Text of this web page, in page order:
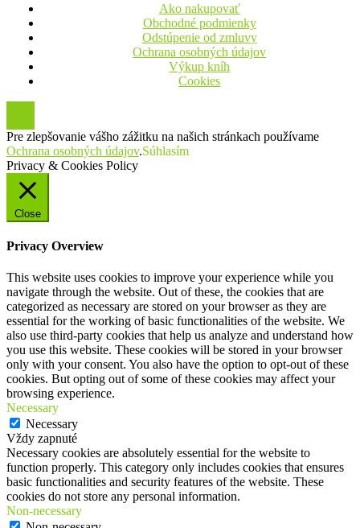
Ako nakupovať
Obchodné podmienky
Odstúpenie od zmluvy
Ochrana osobných údajov
Výkup kníh
Cookies
Pre zlepšovanie vášho zážitku na našich stránkach používame
Ochrana osobných údajov.Súhlasím
Privacy & Cookies Policy
Close
Privacy Overview
This website uses cookies to improve your experience while you
navigate through the website. Out of these, the cookies that are
categorized as necessary are stored on your browser as they are
essential for the working of basic functionalities of the website. We
also use third-party cookies that help us analyze and understand how
you use this website. These cookies will be stored in your browser
only with your consent. You also have the option to opt-out of these
cookies. But opting out of some of these cookies may affect your
browsing experience.
Necessary
Necessary
Vždy zapnuté
Necessary cookies are absolutely essential for the website to
function properly. This category only includes cookies that ensures
basic functionalities and security features of the website. These
cookies do not store any personal information.
Non-necessary